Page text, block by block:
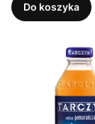
Do koszyka